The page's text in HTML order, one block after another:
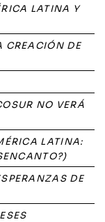
LATINA Y
CREACIÓN DE
NO VERÁ
LATINA:
DE